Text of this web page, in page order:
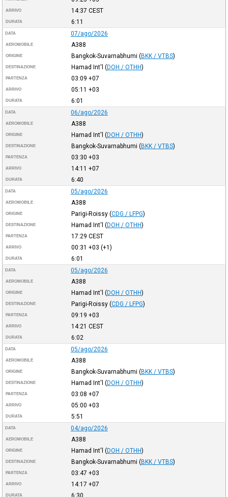
ARRIVO 14:37 CEST
DURATA 6:11
DATA 07/ago/2026
AEROMOBILE A388
ORIGINE Bangkok-Suvarnabhumi (BKK / VTBS)
DESTINAZIONE Hamad Int'l (DOH / OTHH)
PARTENZA 03:09 +07
ARRIVO 05:11 +03
DURATA 6:01
DATA 06/ago/2026
AEROMOBILE A388
ORIGINE Hamad Int'l (DOH / OTHH)
DESTINAZIONE Bangkok-Suvarnabhumi (BKK / VTBS)
PARTENZA 03:30 +03
ARRIVO 14:11 +07
DURATA 6:40
DATA 05/ago/2026
AEROMOBILE A388
ORIGINE Parigi-Roissy (CDG / LFPG)
DESTINAZIONE Hamad Int'l (DOH / OTHH)
PARTENZA 17:29 CEST
ARRIVO 00:31 +03 (+1)
DURATA 6:01
DATA 05/ago/2026
AEROMOBILE A388
ORIGINE Hamad Int'l (DOH / OTHH)
DESTINAZIONE Parigi-Roissy (CDG / LFPG)
PARTENZA 09:19 +03
ARRIVO 14:21 CEST
DURATA 6:02
DATA 05/ago/2026
AEROMOBILE A388
ORIGINE Bangkok-Suvarnabhumi (BKK / VTBS)
DESTINAZIONE Hamad Int'l (DOH / OTHH)
PARTENZA 03:08 +07
ARRIVO 05:00 +03
DURATA 5:51
DATA 04/ago/2026
AEROMOBILE A388
ORIGINE Hamad Int'l (DOH / OTHH)
DESTINAZIONE Bangkok-Suvarnabhumi (BKK / VTBS)
PARTENZA 03:47 +03
ARRIVO 14:17 +07
DURATA 6:30